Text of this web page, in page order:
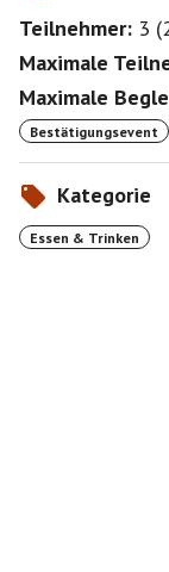
Teilnehmer: 3 (
Maximale
Maximale
Bestätigungsevent
Kategorie
Essen & Trinken